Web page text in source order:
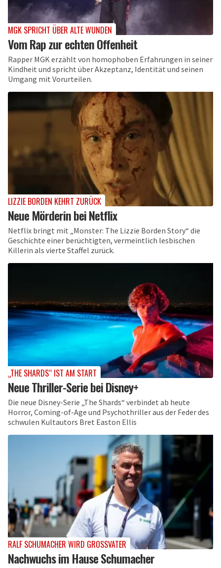
MGK SPRICHT ÜBER ALTE WUNDEN
Vom Rap zur echten Offenheit
Rapper MGK erzählt von homophoben Erfahrungen in seiner
Kindheit und spricht über Akzeptanz, Identität und seinen
Umgang mit Vorurteilen.
LIZZIE BORDEN KEHRT ZURÜCK
Neue Mörderin bei Netflix
Netflix bringt mit „Monster: The Lizzie Borden Story“ die
Geschichte einer berüchtigten, vermeintlich lesbischen
Killerin als vierte Staffel zurück.
„THE SHARDS“ IST AM START
Neue Thriller-Serie bei Disney+
Die neue Disney-Serie „The Shards“ verbindet ab heute
Horror, Coming-of-Age und Psychothriller aus der Feder des
schwulen Kultautors Bret Easton Ellis
RALF SCHUMACHER WIRD GROSSVATER
Nachwuchs im Hause Schumacher